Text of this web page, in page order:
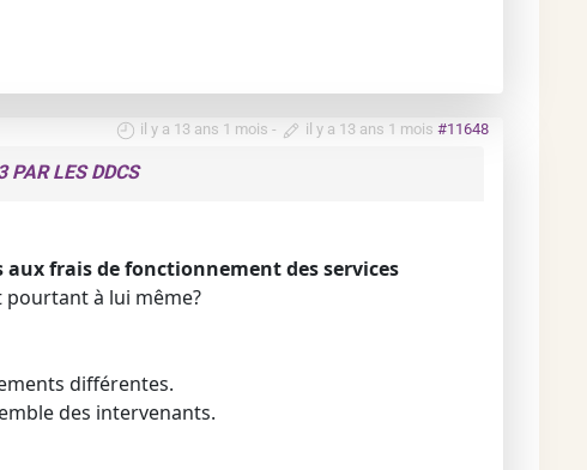
il y a 13 ans 1 mois - il y a 13 ans 1 mois #11648
PAR LES DDCS
aux frais de fonctionnement des services
à lui même?
différentes.
des intervenants.